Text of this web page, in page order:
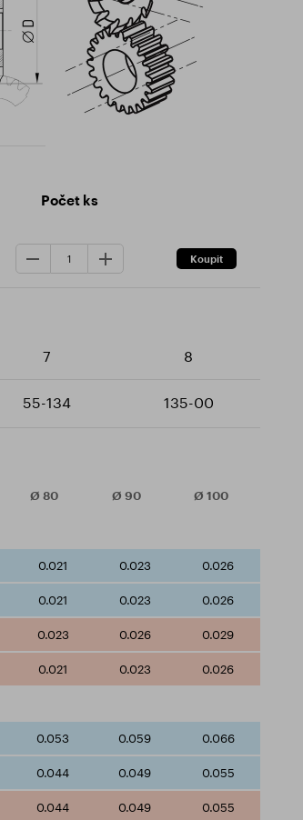
Počet ks
7 8
55-134 135-00
Ø 80 Ø 90 Ø 100
0.021 0.023 0.026
0.021 0.023 0.026
0.023 0.026 0.029
0.021 0.023 0.026
0.053 0.059 0.066
0.044 0.049 0.055
0.044 0.049 0.055